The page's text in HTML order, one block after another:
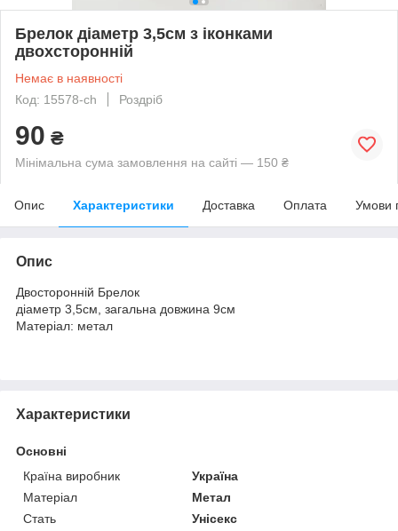
Брелок діаметр 3,5см з іконками
двохсторонній
Немає в наявності
Код: 15578-ch
Роздріб
90 ₴
Мінімальна сума замовлення на сайті — 150 ₴
Опис Характеристики Доставка Оплата Умови
Опис
Двосторонній Брелок
діаметр 3,5см, загальна довжина 9см
Матеріал: метал
Характеристики
Основні
Країна виробник
Україна
Матеріал
Метал
Стать
Унісекс